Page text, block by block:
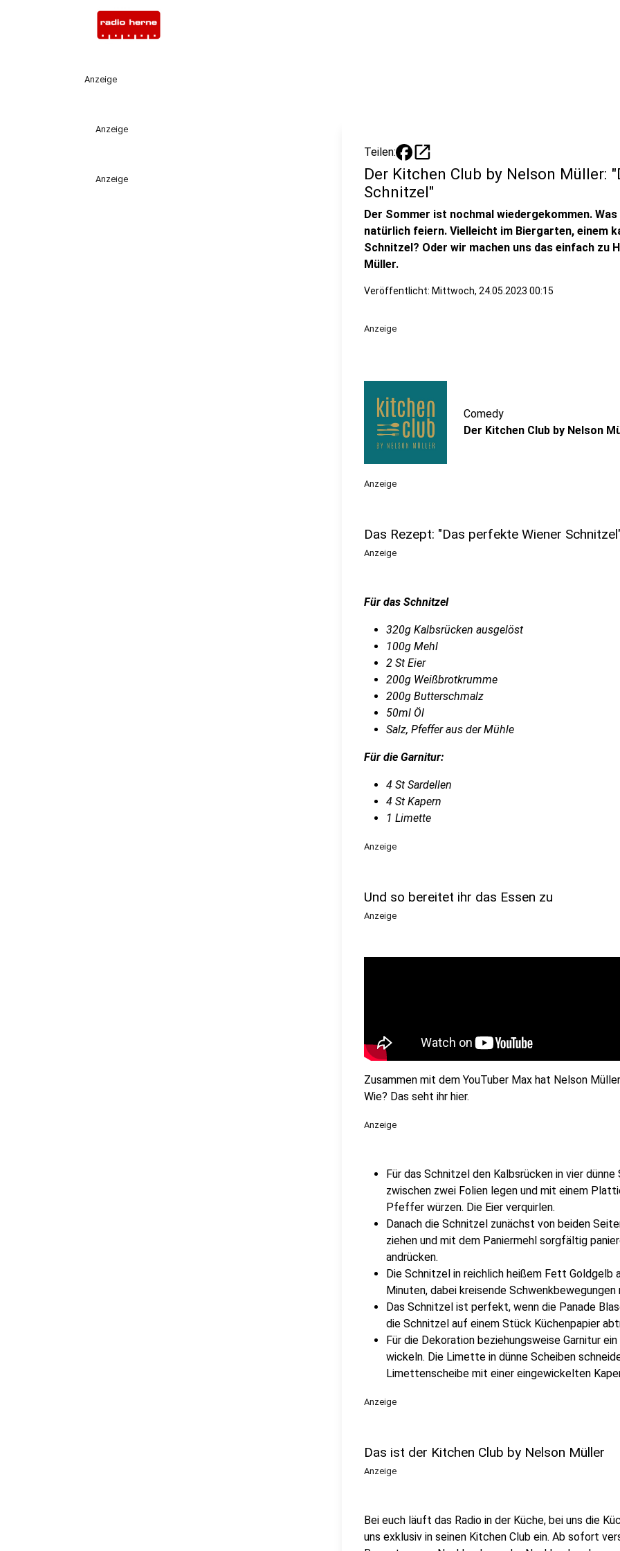
Anzeige
Anzeige
Anzeige
Teilen: open_in_new
Der Kitchen Club by Nelson Müller:
Schnitzel"
Der Sommer ist nochmal wiedergekommen.
natürlich feiern. Vielleicht im Biergarten, einem
Schnitzel? Oder wir machen uns das einfach zu
Müller.
Veröffentlicht: Mittwoch, 24.05.2023 00:15
Anzeige
Comedy
Der Kitchen Club by Nelson
Anzeige
Das Rezept: "Das perfekte Wiener
Anzeige
Für das Schnitzel
320g Kalbsrücken ausgelöst
100g Mehl
2 St Eier
200g Weißbrotkrumme
200g Butterschmalz
50ml Öl
Salz, Pfeffer aus der Mühle
Für die Garnitur:
4 St Sardellen
4 St Kapern
1 Limette
Anzeige
Und so bereitet ihr das Essen zu
Anzeige
Zusammen mit dem YouTuber Max hat Nelson
Wie? Das seht ihr hier.
Anzeige
Für das Schnitzel den Kalbsrücken in vier
zwischen zwei Folien legen und mit einem
Pfeffer würzen. Die Eier verquirlen.
Danach die Schnitzel zunächst von beiden
ziehen und mit dem Paniermehl sorgfältig
andrücken.
Die Schnitzel in reichlich heißem Fett Goldgelb
Minuten, dabei kreisende
Das Schnitzel ist perfekt, wenn die Panade
die Schnitzel auf einem Stück Küchenpapier
Für die Dekoration beziehungsweise Garnitur
wickeln. Die Limette in dünne Scheiben
Limettenscheibe mit einer eingewickelten
Anzeige
Das ist der Kitchen Club by Nelson Müller
Anzeige
Bei euch läuft das Radio in der Küche, bei uns die
uns exklusiv in seinen Kitchen Club ein. Ab sofort